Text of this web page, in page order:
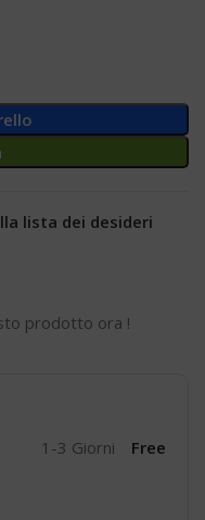
lista dei desideri
prodotto ora !
1-3 Giorni Free